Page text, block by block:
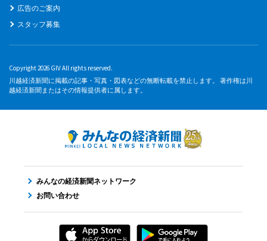
広告のご案内
スタッフ募集
Copyright 2026 GIV All rights reserved.
川越経済新聞に掲載の記事・写真・図表などの無断転載を禁止します。 著作権は川
越経済新聞またはその情報提供者に属します。
みんなの経済新聞ネットワーク
お問い合わせ